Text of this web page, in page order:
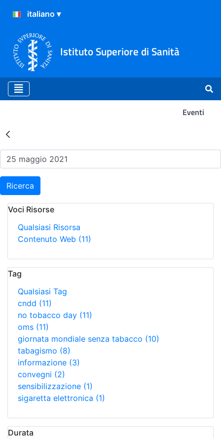
Istituto Superiore di Sanità
Eventi
Risultati della Ricerca -
Ricerca
Voci Risorse
Qualsiasi Risorsa
Contenuto Web (11)
Tag
Qualsiasi Tag
cndd (11)
no tobacco day (11)
oms (11)
giornata mondiale senza tabacco (10)
tabagismo (8)
informazione (3)
convegni (2)
sensibilizzazione (1)
sigaretta elettronica (1)
Durata